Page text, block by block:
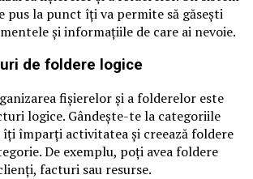
pus la punct îți va permite să găsești
și informațiile de care ai nevoie.
de foldere logice
fișierelor și a folderelor este
logice. Gândește-te la categoriile
împarți activitatea și creează foldere
De exemplu, poți avea foldere
facturi sau resurse.